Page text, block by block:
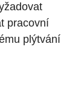
pracovní
plýtvání